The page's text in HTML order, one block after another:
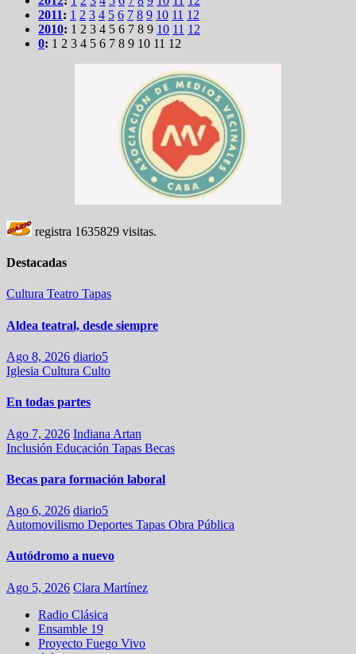
2011: 1 2 3 4 5 6 7 8 9 10 11 12
2010: 1 2 3 4 5 6 7 8 9 10 11 12
0: 1 2 3 4 5 6 7 8 9 10 11 12
registra 1635829 visitas.
Destacadas
Cultura Teatro Tapas
Aldea teatral, desde siempre
Ago 8, 2026 diario5
Iglesia Cultura Culto
En todas partes
Ago 7, 2026 Indiana Artan
Inclusión Educación Tapas Becas
Becas para formación laboral
Ago 6, 2026 diario5
Automovilismo Deportes Tapas Obra Pública
Autódromo a nuevo
Ago 5, 2026 Clara Martínez
Radio Clásica
Ensamble 19
Proyecto Fuego Vivo